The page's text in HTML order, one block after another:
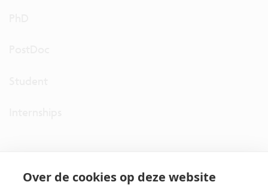
Over de cookies op deze website
Contact